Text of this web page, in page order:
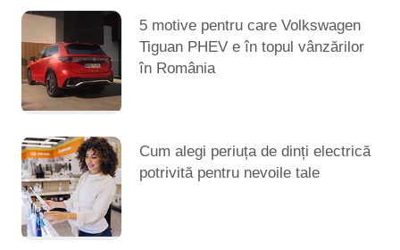
5 motive pentru care Volkswagen
Tiguan PHEV e în topul vânzărilor
în România
Cum alegi periuța de dinți electrică
potrivită pentru nevoile tale